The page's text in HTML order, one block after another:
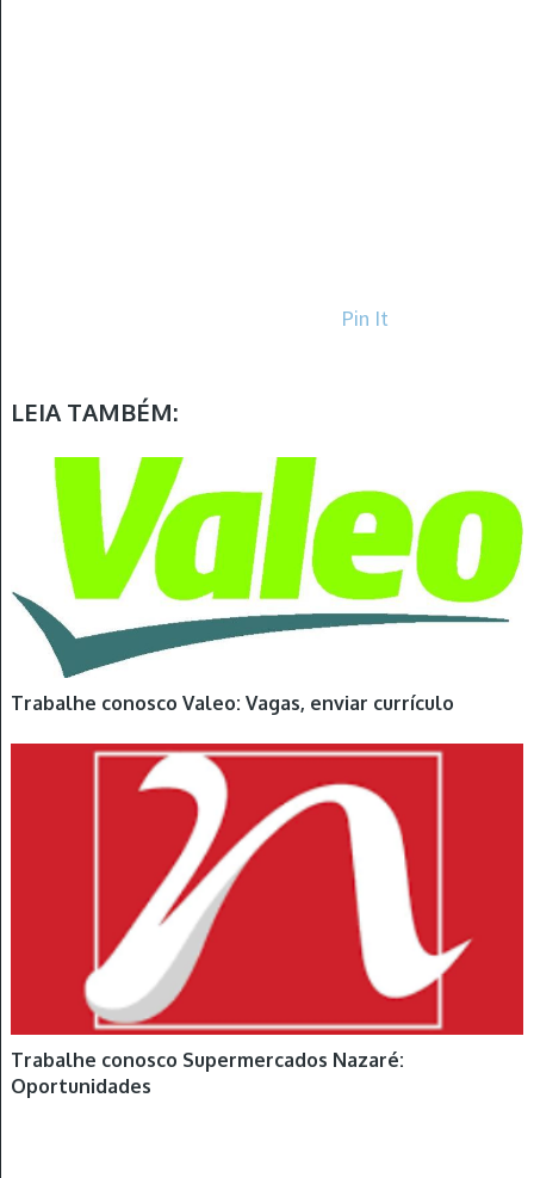
Pin It
LEIA TAMBÉM:
Trabalhe conosco Valeo: Vagas, enviar currículo
Trabalhe conosco Supermercados Nazaré:
Oportunidades